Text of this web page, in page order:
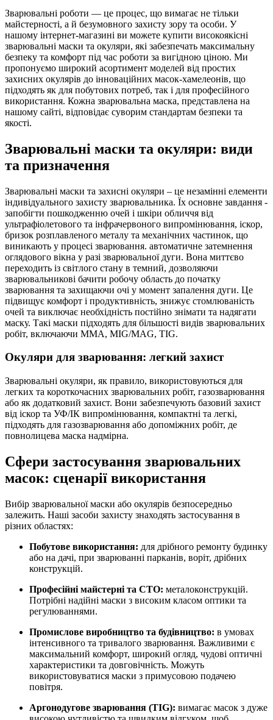
Зварювальні роботи — це процес, що вимагає не тільки
майстерності, а й безумовного захисту зору та особи. У
нашому інтернет-магазині ви можете купити високоякісні
зварювальні маски та окуляри, які забезпечать максимальну
безпеку та комфорт під час роботи за вигідною ціною. Ми
пропонуємо широкий асортимент моделей від простих
захисних окулярів до інноваційних масок-хамелеонів, що
підходять як для побутових потреб, так і для професійного
використання. Кожна зварювальна маска, представлена ​​на
нашому сайті, відповідає суворим стандартам безпеки та
якості.
Зварювальні маски та окуляри: види
та призначення
Зварювальні маски та захисні окуляри – це незамінні елементи
індивідуального захисту зварювальника. Їх основне завдання -
запобігти пошкодженню очей і шкіри обличчя від
ультрафіолетового та інфрачервоного випромінювання, іскор,
бризок розплавленого металу та механічних частинок, що
виникають у процесі зварювання. автоматичне затемнення
оглядового вікна у разі зварювальної дуги. Вона миттєво
переходить із світлого стану в темний, дозволяючи
зварювальникові бачити робочу область до початку
зварювання та захищаючи очі у момент запалення дуги. Це
підвищує комфорт і продуктивність, знижує стомлюваність
очей та виключає необхідність постійно знімати та надягати
маску. Такі маски підходять для більшості видів зварювальних
робіт, включаючи MMA, MIG/MAG, TIG.
Окуляри для зварювання: легкий захист
Зварювальні окуляри, як правило, використовуються для
легких та короткочасних зварювальних робіт, газозварювання
або як додатковий захист. Вони забезпечують базовий захист
від іскор та УФ/ІК випромінювання, компактні та легкі,
підходять для газозварювання або допоміжних робіт, де
повнолицева маска надмірна.
Сфери застосування зварювальних
масок: сценарії використання
Вибір зварювальної маски або окулярів безпосередньо
залежить. Наші засоби захисту знаходять застосування в
різних областях:
Побутове використання: для дрібного ремонту будинку
або на дачі, при зварюванні парканів, воріт, дрібних
конструкцій.
Професійні майстерні та СТО: металоконструкцій.
Потрібні надійні маски з високим класом оптики та
регулюваннями.
Промислове виробництво та будівництво: в умовах
інтенсивного та тривалого зварювання. Важливими є
максимальний комфорт, широкий огляд, чудові оптичні
характеристики та довговічність. Можуть
використовуватися маски з примусовою подачею
повітря.
Аргонодугове зварювання (TIG): вимагає масок з дуже